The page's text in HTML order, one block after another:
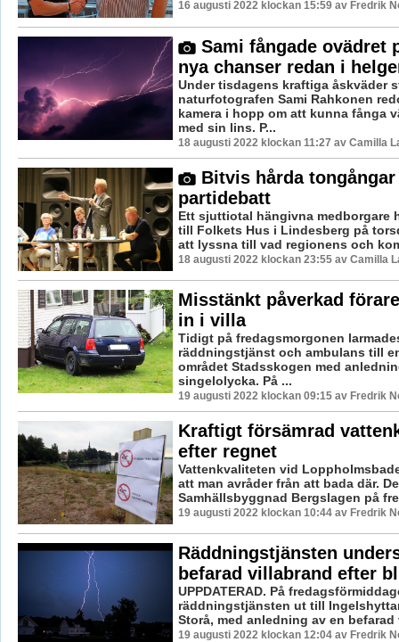
16 augusti 2022 klockan 15:59 av Fredrik
Sami fångade ovädret
nya chanser redan i
Under tisdagens kraftiga åskväder
naturfotografen Sami Rahkonen
kamera i hopp om att kunna fånga
med sin lins. P...
18 augusti 2022 klockan 11:27 av Camilla
Bitvis hårda tongångar
partidebatt
Ett sjuttiotal hängivna medborgare
till Folkets Hus i Lindesberg på
att lyssna till vad regionens och
18 augusti 2022 klockan 23:55 av Camilla
Misstänkt påverkad
in i villa
Tidigt på fredagsmorgonen
räddningstjänst och ambulans till
området Stadsskogen med
singelolycka. På ...
19 augusti 2022 klockan 09:15 av Fredrik
Kraftigt försämrad
efter regnet
Vattenkvaliteten vid
att man avråder från att bada där.
Samhällsbyggnad Bergslagen på
19 augusti 2022 klockan 10:44 av Fredrik
Räddningstjänsten
befarad villabrand efter
UPPDATERAD. På
räddningstjänsten ut till
Storå, med anledning av en
19 augusti 2022 klockan 12:04 av Fredrik